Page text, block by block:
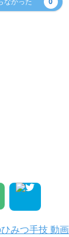
みつ手技 動